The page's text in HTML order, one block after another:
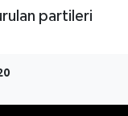
partileri